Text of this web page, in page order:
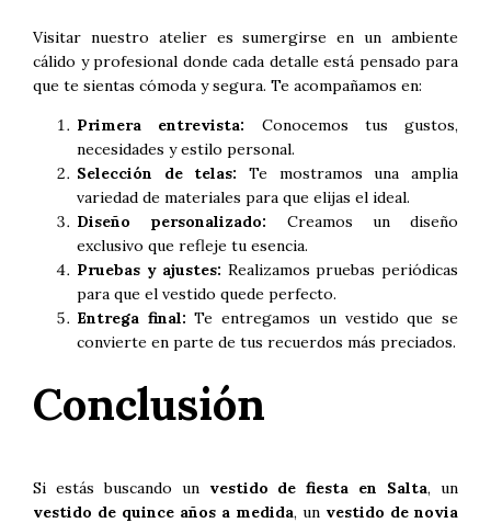
Visitar nuestro atelier es sumergirse en un ambiente
cálido y profesional donde cada detalle está pensado para
que te sientas cómoda y segura. Te acompañamos en:
Primera entrevista: Conocemos tus gustos,
necesidades y estilo personal.
Selección de telas: Te mostramos una amplia
variedad de materiales para que elijas el ideal.
Diseño personalizado: Creamos un diseño
exclusivo que refleje tu esencia.
Pruebas y ajustes: Realizamos pruebas periódicas
para que el vestido quede perfecto.
Entrega final: Te entregamos un vestido que se
convierte en parte de tus recuerdos más preciados.
Conclusión
Si estás buscando un vestido de fiesta en Salta, un
vestido de quince años a medida, un vestido de novia